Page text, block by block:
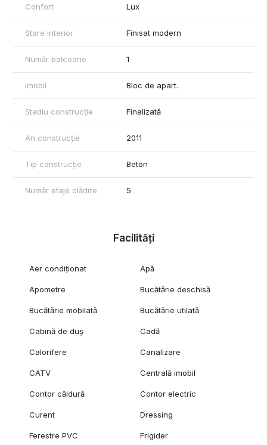
detalii.
Confort Lux
Stare interior Finisat modern
Număr balcoane 1
Imobil Bloc de apart.
Stadiu construcție Finalizată
An construcție 2011
Tip construcție Beton
Număr etaje clădire 5
Facilități
Aer condiționat Apă
Apometre Bucătărie deschisă
Bucătărie mobilată Bucătărie utilată
Cabină de duș Cadă
Calorifere Canalizare
CATV Centrală imobil
Contor căldură Contor electric
Curent Dressing
Ferestre PVC Frigider